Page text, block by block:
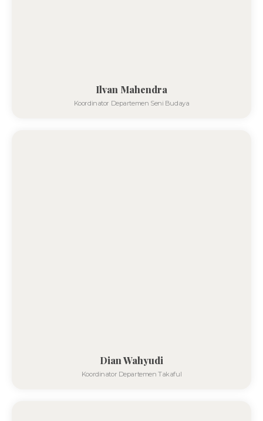
Ilvan Mahendra
Koordinator Departemen Seni Budaya
Dian Wahyudi
Koordinator Departemen Takaful